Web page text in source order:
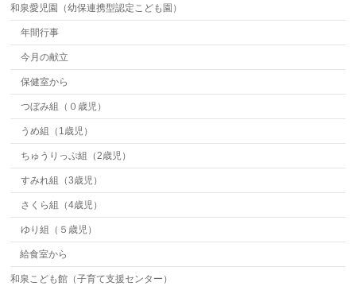
和泉愛児園（幼保連携型認定こども園）
年間行事
今月の献立
保健室から
つぼみ組（０歳児）
うめ組（1歳児）
ちゅうりっぷ組（2歳児）
すみれ組（3歳児）
さくら組（4歳児）
ゆり組（５歳児）
給食室から
和泉こども館（子育て支援センター）